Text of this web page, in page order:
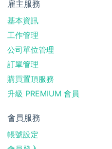
雇主服務
基本資訊
工作管理
公司單位管理
訂單管理
購買置頂服務
升級 PREMIUM 會員
會員服務
帳號設定